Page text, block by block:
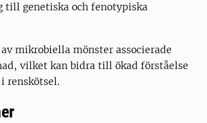
till genetiska och fenotypiska
mikrobiella mönster associerade
vilket kan bidra till ökad förståelse
renskötsel.